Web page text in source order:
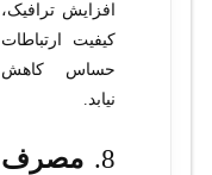
افزایش ترافیک،
کیفیت ارتباطات
حساس کاهش
نیابد.
8.
مصرف